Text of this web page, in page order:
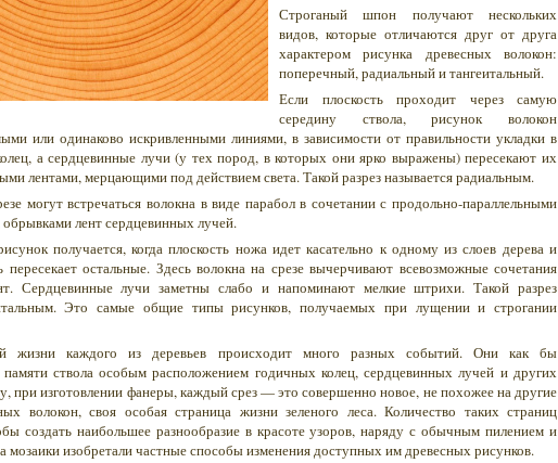
Строганый шпон получают нескольких
видов, которые отличаются друг от друга
характером рисунка древесных волокон:
поперечный, радиальный и тангеитальный.
Если плоскость проходит через самую
середину ствола, рисунок волокон
или одинаково искривленными линиями, в зависимости от правильности укладки в
а сердцевинные лучи (у тех пород, в которых они ярко выражены) пересекают их
лентами, мерцающими под действием света. Такой разрез называется радиальным.
могут встречаться волокна в виде парабол в сочетании с продольно-параллельными
лент сердцевинных лучей.
получается, когда плоскость ножа идет касательно к одному из слоев дерева и
пересекает остальные. Здесь волокна на срезе вычерчивают всевозможные сочетания
Сердцевинные лучи заметны слабо и напоминают мелкие штрихи. Такой разрез
Это самые общие типы рисунков, получаемых при лущении и строгании
жизни каждого из деревьев происходит много разных событий. Они как бы
ствола особым расположением годичных колец, сердцевинных лучей и других
при изготовлении фанеры, каждый срез — это совершенно новое, не похожее на другие
волокон, своя особая страница жизни зеленого леса. Количество таких страниц
создать наибольшее разнообразие в красоте узоров, наряду с обычным пилением и
мозаики изобретали частные способы изменения доступных им древесных рисунков.